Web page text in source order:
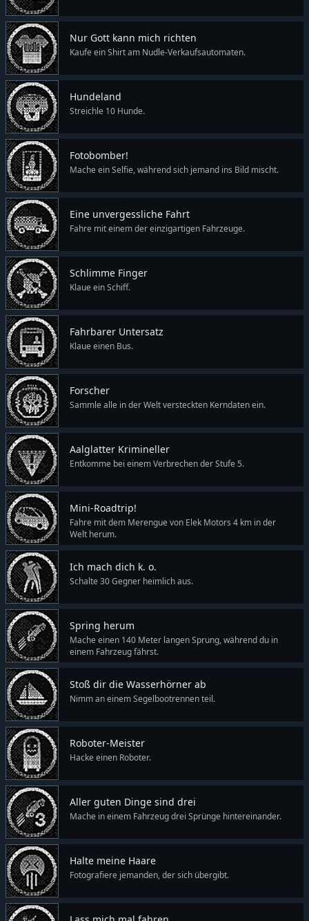
Nur Gott kann mich richten
Kaufe ein Shirt am Nudle-Verkaufsautomaten.
Hundeland
Streichle 10 Hunde.
Fotobomber!
Mache ein Selfie, während sich jemand ins Bild mischt.
Eine unvergessliche Fahrt
Fahre mit einem der einzigartigen Fahrzeuge.
Schlimme Finger
Klaue ein Schiff.
Fahrbarer Untersatz
Klaue einen Bus.
Forscher
Sammle alle in der Welt versteckten Kerndaten ein.
Aalglatter Krimineller
Entkomme bei einem Verbrechen der Stufe 5.
Mini-Roadtrip!
Fahre mit dem Merengue von Elek Motors 4 km in der
Welt herum.
Ich mach dich k. o.
Schalte 30 Gegner heimlich aus.
Spring herum
Mache einen 140 Meter langen Sprung, während du in
einem Fahrzeug fährst.
Stoß dir die Wasserhörner ab
Nimm an einem Segelbootrennen teil.
Roboter-Meister
Hacke einen Roboter.
Aller guten Dinge sind drei
Mache in einem Fahrzeug drei Sprünge hintereinander.
Halte meine Haare
Fotografiere jemanden, der sich übergibt.